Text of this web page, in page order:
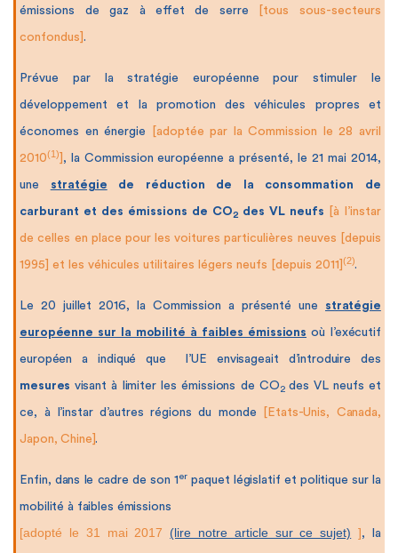
émissions de gaz à effet de serre [tous sous-secteurs
confondus].
Prévue par la stratégie européenne pour stimuler le
développement et la promotion des véhicules propres et
économes en énergie [adoptée par la Commission le 28 avril
2010(1) , la Commission européenne a présenté, le 21 mai 2014,
une stratégie de réduction de la consommation de
carburant et des émissions de CO2 des VL neufs [à l’instar
de celles en place pour les voitures particulières neuves [depuis
1995] et les véhicules utilitaires légers neufs [depuis 2011](2).
Le 20 juillet 2016, la Commission a présenté une stratégie
européenne sur la mobilité à faibles émissions où l’exécutif
européen a indiqué que l’UE envisageait d’introduire des
mesures visant à limiter les émissions de CO 2 des VL neufs et
ce, à l’instar d’autres régions du monde [Etats-Unis, Canada,
Japon, Chine].
Enfin, dans le cadre de son 1 er paquet législatif et politique sur la
mobilité à faibles émissions
[adopté le 31 mai 2017 (lire notre article sur ce sujet) ], la